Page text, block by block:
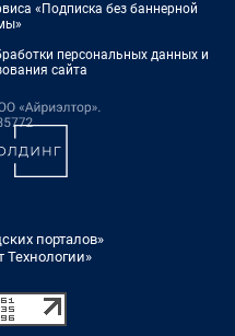
«Подписка без баннерной
персональных данных и
сайта
порталов»